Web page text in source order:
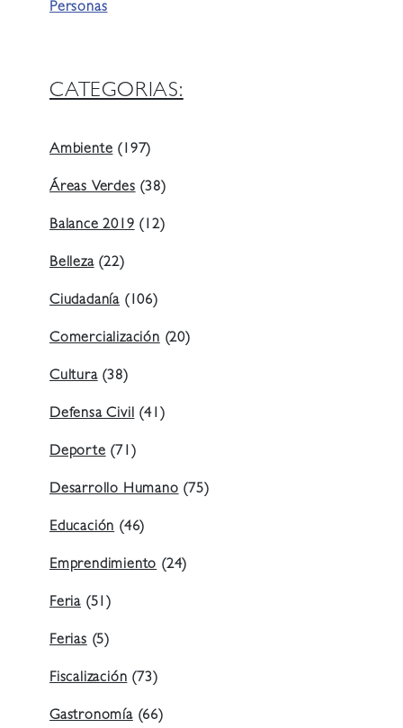
Personas
CATEGORIAS:
Ambiente(197)
Áreas Verdes(38)
Balance 2019(12)
Belleza(22)
Ciudadanía (106)
Comercialización(20)
Cultura(38)
Defensa Civil(41)
Deporte(71)
Desarrollo Humano(75)
Educación(46)
Emprendimiento(24)
Feria (51)
Ferias(5)
Fiscalización(73)
Gastronomía(66)